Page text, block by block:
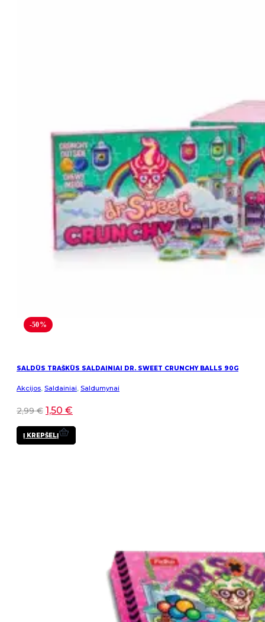
-50%
SALDŪS TRAŠKŪS SALDAINIAI DR. SWEET CRUNCHY BALLS 90G
Akcijos, Saldainiai, Saldumynai
2,99€ 1,50 €
Į KREPŠELĮ